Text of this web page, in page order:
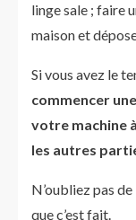
linge sale ; faire
maison et
Si vous avez le
commencer
votre machine
les autres
N’oubliez pas
que c’est fait.